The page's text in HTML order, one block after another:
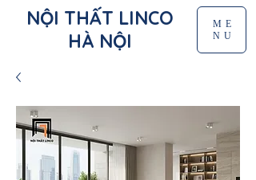
NỘI THẤT LINCO
HÀ NỘI
ME
NU